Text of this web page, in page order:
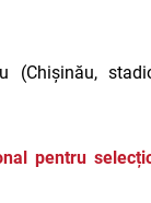
(Chișinău,
pentru